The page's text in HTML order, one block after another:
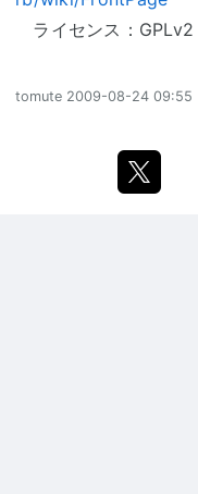
ライセンス：GPLv2
tomute 2009-08-24 09:55